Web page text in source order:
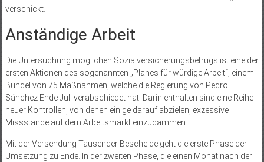
verschickt.
Anständige Arbeit
Die Untersuchung möglichen Sozialversicherungsbetrugs ist eine der
ersten Aktionen des sogenannten „Planes für würdige Arbeit“, einem
Bündel von 75 Maßnahmen, welche die Regierung von Pedro
Sánchez Ende Juli verabschiedet hat. Darin enthalten sind eine Reihe
neuer Kontrollen, von denen einige darauf abzielen, exzessive
Missstände auf dem Arbeitsmarkt einzudämmen.
Mit der Versendung Tausender Bescheide geht die erste Phase der
Umsetzung zu Ende. In der zweiten Phase, die einen Monat nach der